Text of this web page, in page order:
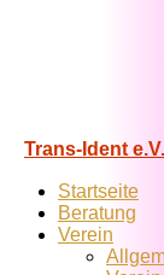
Trans-Ident e.V.
Startseite
Beratung
Verein